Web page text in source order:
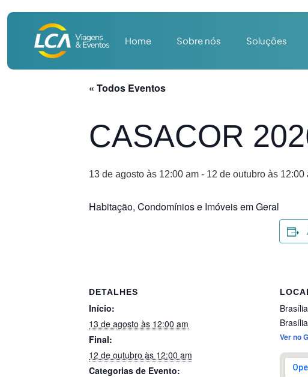
Home Sobre nós Soluções
« Todos Eventos
CASACOR
13 de agosto às 12:00 am - 12 de outubro às 12:00
Habitação, Condomínios e Imóveis em Geral
DETALHES
Início:
13 de agosto às 12:00 am
Final:
12 de outubro às 12:00 am
Categorias de Evento:
Brasília
Brasília
Ver no